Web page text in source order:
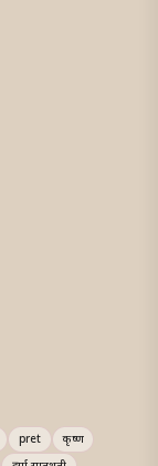
pret
कृष्ण